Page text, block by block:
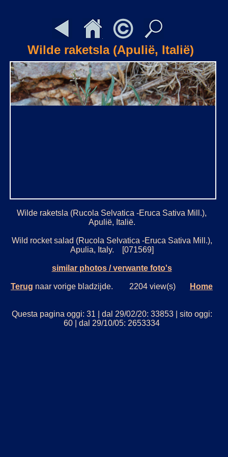
Wilde raketsla (Apulië, Italië)
Wilde raketsla (Rucola Selvatica -Eruca Sativa Mill.),
Apulië, Italië.
Wild rocket salad (Rucola Selvatica -Eruca Sativa Mill.),
Apulia, Italy. [071569]
similar photos / verwante foto's
Terug naar vorige bladzijde. 2204 view(s) Home
Questa pagina oggi: 31 | dal 29/02/20: 33853 | sito oggi:
60 | dal 29/10/05: 2653334